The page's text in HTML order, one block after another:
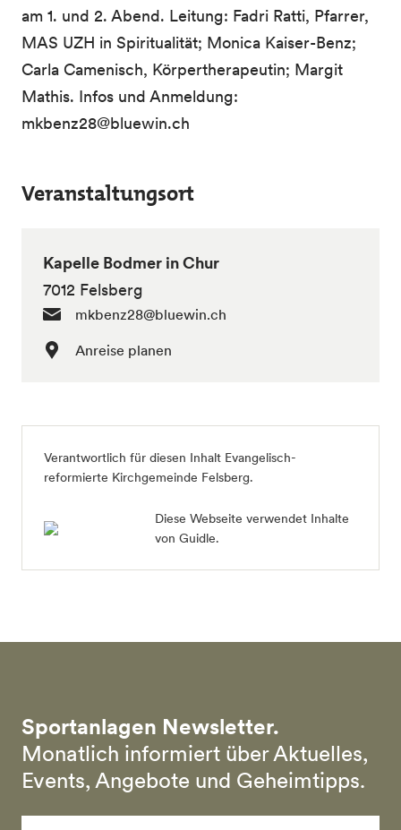
am 1. und 2. Abend. Leitung: Fadri Ratti, Pfarrer,
MAS UZH in Spiritualität; Monica Kaiser-Benz;
Carla Camenisch, Körpertherapeutin; Margit
Mathis. Infos und Anmeldung:
mkbenz28@bluewin.ch
Veranstaltungsort
Kapelle Bodmer in Chur
7012 Felsberg
mkbenz28@bluewin.ch
Anreise planen
Verantwortlich für diesen Inhalt Evangelisch-
reformierte Kirchgemeinde Felsberg.
Diese Webseite verwendet Inhalte
von Guidle.
Sportanlagen Newsletter.
Monatlich informiert über Aktuelles,
Events, Angebote und Geheimtipps.